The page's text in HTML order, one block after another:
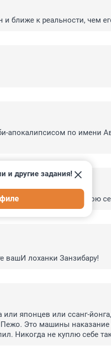
ближе к реальности, чем
апокалипсисом по имени
Год уже как возит мою
и другие задания!
вашИ лоханки Занзибару!
японцев или ссанг-
Это машины наказание
Никогда не куплю себе